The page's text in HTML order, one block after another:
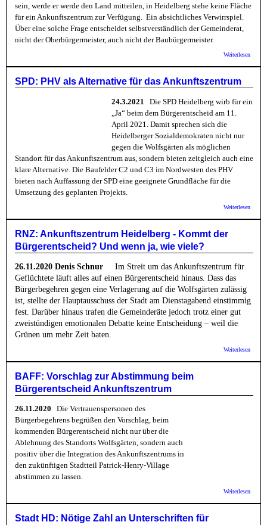
sein, werde er werde den Land mitteilen, in Heidelberg stehe keine Fläche
für ein Ankunftszentrum zur Verfügung. Ein absichtliches Verwirrspiel.
Über eine solche Frage entscheidet selbstverständlich der Gemeinderat,
nicht der Oberbürgermeister, auch nicht der Baubürgermeister.
Weiterlesen
SPD: PHV als Alternative für das Ankunftszentrum
24.3.2021
Die SPD Heidelberg wirb für ein
„Ja“ beim dem Bürgerentscheid am 11.
April 2021. Damit sprechen sich die
Heidelberger Sozialdemokraten nicht nur
gegen die Wolfsgärten als möglichen
Standort für das Ankunftszentrum aus, sondern bieten zeitgleich auch eine
klare Alternative. Die Baufelder C2 und C3 im Nordwesten des PHV
bieten nach Auffassung der SPD eine geeignete Grundfläche für die
Umsetzung des geplanten Projekts.
Weiterlesen
für das
RNZ: Ankunftszentrum Heidelberg - Kommt der
Bürgerentscheid? Und wenn ja, wie viele?
26.11.2020 Denis Schnur Im Streit um das Ankunftszentrum für
Geflüchtete läuft alles auf einen Bürgerentscheid hinaus. Dass das
Bürgerbegehren gegen eine Verlagerung auf die Wolfsgärten zulässig
ist, stellte der Hauptausschuss der Stadt am Dienstagabend einstimmig
fest. Darüber hinaus trafen die Gemeinderäte jedoch trotz einer gut
zweistündigen emotionalen Debatte keine Entscheidung – weil die
Grünen um mehr Zeit baten.
Weiterlesen
wie
BAFF: Vorschlag zur Abstimmung beim
Bürgerentscheid Ankunftszentrum
26.11.2020
Die Vertrauenspersonen des
Bürgerbegehrens begrüßen den Vorschlag, beim
kommenden Bürgerentscheid nicht nur über die
Ablehnung des Standorts Wolfsgärten, sondern auch
positiv über die Integration des Ankunftszentrums in
den zukünftigen Stadtteil Patrick-Henry-Village
abstimmen zu lassen.
Weiterlesen
Stadt HD: Nötige Zahl an Unterschriften für